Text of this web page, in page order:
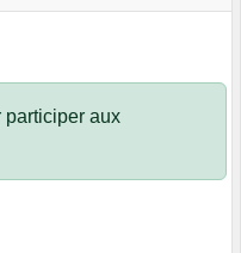
participer aux